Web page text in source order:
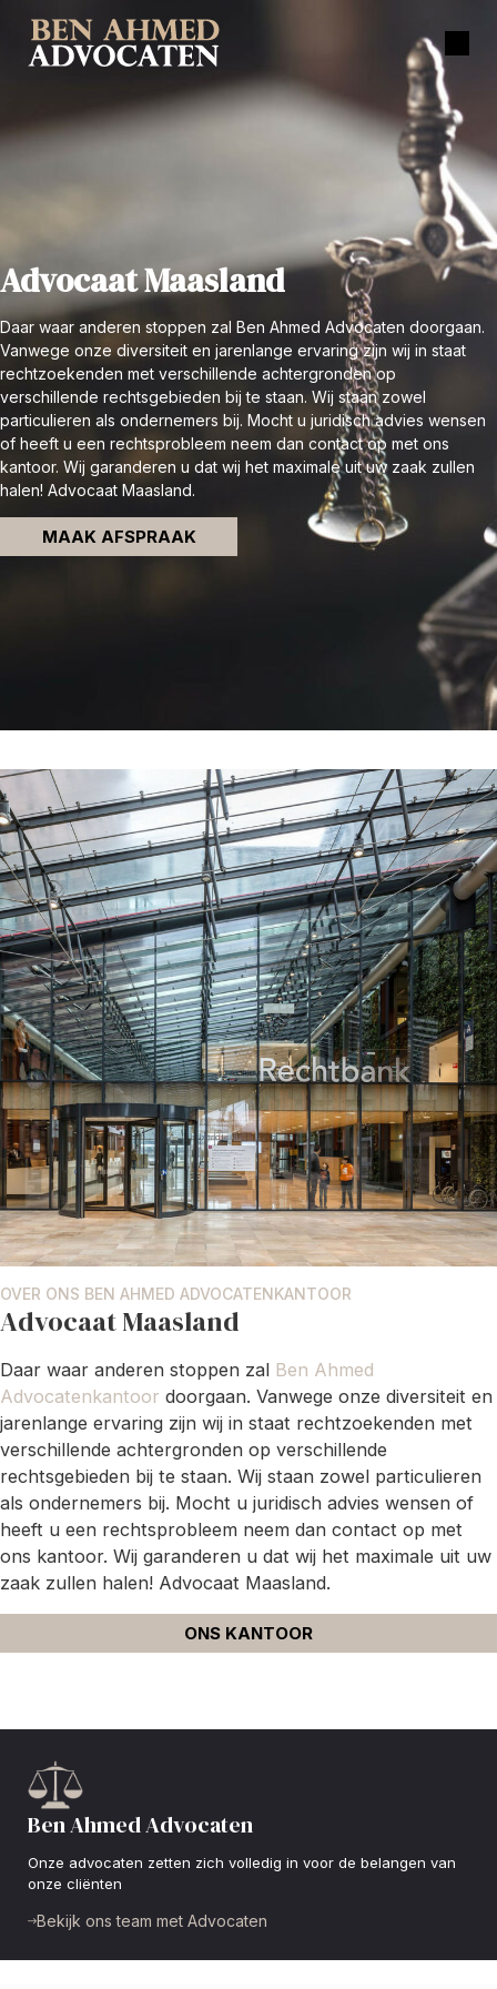
Advocaat Maasland
Daar waar anderen stoppen zal Ben Ahmed Advocaten doorgaan.
Vanwege onze diversiteit en jarenlange ervaring zijn wij in staat
rechtzoekenden met verschillende achtergronden op
verschillende rechtsgebieden bij te staan. Wij staan zowel
particulieren als ondernemers bij. Mocht u juridisch advies wensen
of heeft u een rechtsprobleem neem dan contact op met ons
kantoor. Wij garanderen u dat wij het maximale uit uw zaak zullen
halen! Advocaat Maasland.
MAAK AFSPRAAK
OVER ONS BEN AHMED ADVOCATENKANTOOR
Advocaat Maasland
Daar waar anderen stoppen zal Ben Ahmed
Advocatenkantoor doorgaan. Vanwege onze diversiteit en
jarenlange ervaring zijn wij in staat rechtzoekenden met
verschillende achtergronden op verschillende
rechtsgebieden bij te staan. Wij staan zowel particulieren
als ondernemers bij. Mocht u juridisch advies wensen of
heeft u een rechtsprobleem neem dan contact op met
ons kantoor. Wij garanderen u dat wij het maximale uit uw
zaak zullen halen! Advocaat Maasland.
ONS KANTOOR
Ben Ahmed Advocaten
Onze advocaten zetten zich volledig in voor de belangen van
onze cliënten
Bekijk ons team met Advocaten